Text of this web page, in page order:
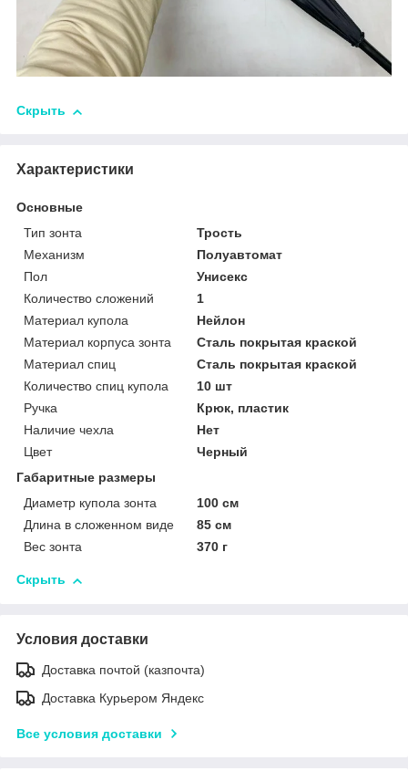
Скрыть
Характеристики
Основные
Тип зонта
Трость
Механизм
Полуавтомат
Пол
Унисекс
Количество сложений
1
Материал купола
Нейлон
Материал корпуса зонта
Сталь покрытая краской
Материал спиц
Сталь покрытая краской
Количество спиц купола
10 шт
Ручка
Крюк, пластик
Наличие чехла
Нет
Цвет
Черный
Габаритные размеры
Диаметр купола зонта
100 см
Длина в сложенном виде
85 см
Вес зонта
370 г
Скрыть
Условия доставки
Доставка почтой (казпочта)
Доставка Курьером Яндекс
Все условия доставки